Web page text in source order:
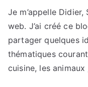
Je m’appelle
web. J’ai créé ce
partager quelques
thématiques
cuisine, les